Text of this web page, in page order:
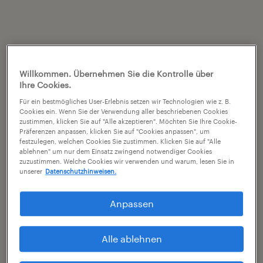
Willkommen. Übernehmen Sie die Kontrolle über
Ihre Cookies.
Für ein bestmögliches User-Erlebnis setzen wir Technologien wie z. B.
Cookies ein. Wenn Sie der Verwendung aller beschriebenen Cookies
zustimmen, klicken Sie auf "Alle akzeptieren". Möchten Sie Ihre Cookie-
Präferenzen anpassen, klicken Sie auf "Cookies anpassen", um
festzulegen, welchen Cookies Sie zustimmen. Klicken Sie auf "Alle
ablehnen" um nur dem Einsatz zwingend notwendiger Cookies
zuzustimmen. Welche Cookies wir verwenden und warum, lesen Sie in
unserer Datenschutzhinweisen.
Anpassen
Alle ablehnen